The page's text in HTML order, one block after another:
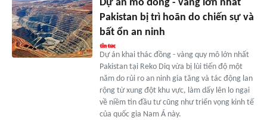
Dự án mỏ đồng - vàng lớn nhất
Pakistan bị trì hoãn do chiến sự và
bất ổn an ninh
Dự án khai thác đồng - vàng quy mô lớn nhất
Pakistan tại Reko Diq vừa bị lùi tiến độ một
năm do rủi ro an ninh gia tăng và tác động lan
rộng từ xung đột khu vực, làm dấy lên lo ngại
về niềm tin đầu tư cũng như triển vọng kinh tế
của quốc gia Nam Á này.